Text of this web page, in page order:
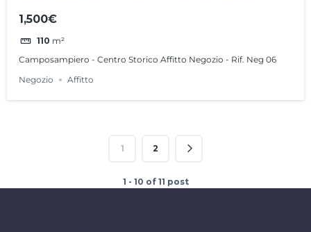
1,500€
110 m²
Camposampiero - Centro Storico Affitto Negozio - Rif. Neg 06
Negozio
Affitto
1 2
1 - 10 of 11 post